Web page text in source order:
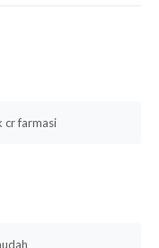
cr farmasi